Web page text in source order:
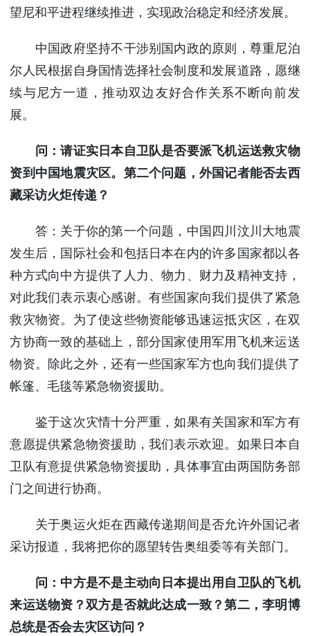
望尼和平进程继续推进，实现政治稳定和经济发展。
中国政府坚持不干涉别国内政的原则，尊重尼泊
尔人民根据自身国情选择社会制度和发展道路，愿继
续与尼方一道，推动双边友好合作关系不断向前发
展。
问：请证实日本自卫队是否要派飞机运送救灾物
资到中国地震灾区。第二个问题，外国记者能否去西
藏采访火炬传递？
答：关于你的第一个问题，中国四川汶川大地震
发生后，国际社会和包括日本在内的许多国家都以各
种方式向中方提供了人力、物力、财力及精神支持，
对此我们表示衷心感谢。有些国家向我们提供了紧急
救灾物资。为了使这些物资能够迅速运抵灾区，在双
方协商一致的基础上，部分国家使用军用飞机来运送
物资。除此之外，还有一些国家军方也向我们提供了
帐篷、毛毯等紧急物资援助。
鉴于这次灾情十分严重，如果有关国家和军方有
意愿提供紧急物资援助，我们表示欢迎。如果日本自
卫队有意提供紧急物资援助，具体事宜由两国防务部
门之间进行协商。
关于奥运火炬在西藏传递期间是否允许外国记者
采访报道，我将把你的愿望转告奥组委等有关部门。
问：中方是不是主动向日本提出用自卫队的飞机
来运送物资？双方是否就此达成一致？第二，李明博
总统是否会去灾区访问？